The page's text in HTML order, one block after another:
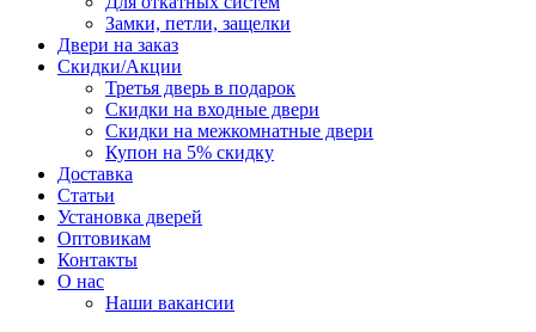
Замки, петли, защелки
Двери на заказ
Скидки/Акции
Третья дверь в подарок
Скидки на входные двери
Скидки на межкомнатные двери
Купон на 5% скидку
Доставка
Статьи
Установка дверей
Оптовикам
Контакты
О нас
Наши вакансии